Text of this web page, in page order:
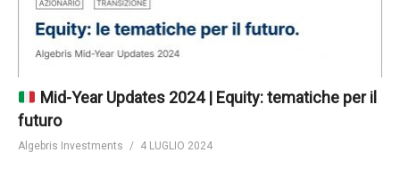
Mid-Year Updates 2024 | Equity: tematiche per il
futuro
Algebris Investments 4 LUGLIO 2024